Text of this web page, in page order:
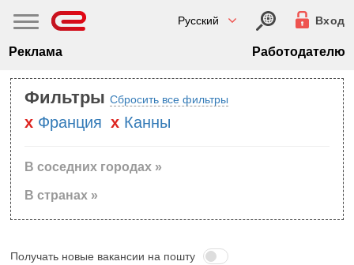
Русский Вход
Реклама Работодателю
Фильтры Сбросить все фильтры
Франция Канны
В соседних городах »
В странах »
Получать новые вакансии на пошту